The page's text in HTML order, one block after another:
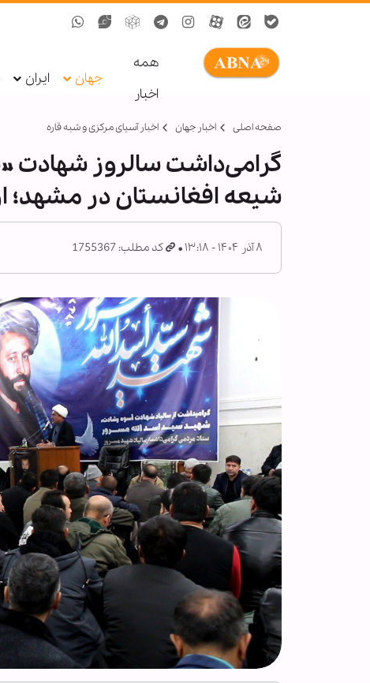
همه
اخبار
جهان ایران
صفحه اصلی اخبار جهان اخبار آسیای مرکزی و شبه قاره
گرامی‌داشت سالروز شهادت
شیعه افغانستان در
۸ آذر ۱۴۰۴ - ۱۳:۱۸ کد مطلب: 1755367